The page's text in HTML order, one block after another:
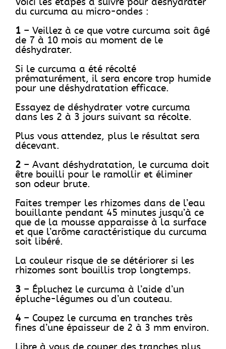
Voici les étapes à suivre pour déshydrater
du curcuma au micro-ondes :
1 – Veillez à ce que votre curcuma soit âgé
de 7 à 10 mois au moment de le
déshydrater.
Si le curcuma a été récolté
prématurément, il sera encore trop humide
pour une déshydratation efficace.
Essayez de déshydrater votre curcuma
dans les 2 à 3 jours suivant sa récolte.
Plus vous attendez, plus le résultat sera
décevant.
2 – Avant déshydratation, le curcuma doit
être bouilli pour le ramollir et éliminer
son odeur brute.
Faites tremper les rhizomes dans de l’eau
bouillante pendant 45 minutes jusqu’à ce
que de la mousse apparaisse à la surface
et que l’arôme caractéristique du curcuma
soit libéré.
La couleur risque de se détériorer si les
rhizomes sont bouillis trop longtemps.
3 – Épluchez le curcuma à l’aide d’un
épluche-légumes ou d’un couteau.
4 – Coupez le curcuma en tranches très
fines d’une épaisseur de 2 à 3 mm environ.